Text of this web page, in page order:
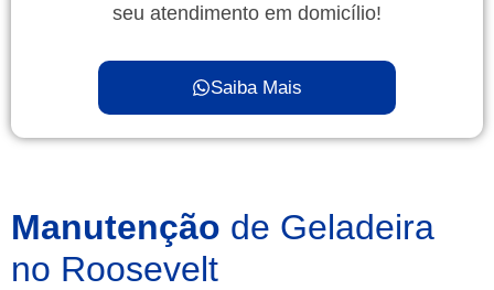
seu atendimento em domicílio!
Saiba Mais
Manutenção de Geladeira
no Roosevelt